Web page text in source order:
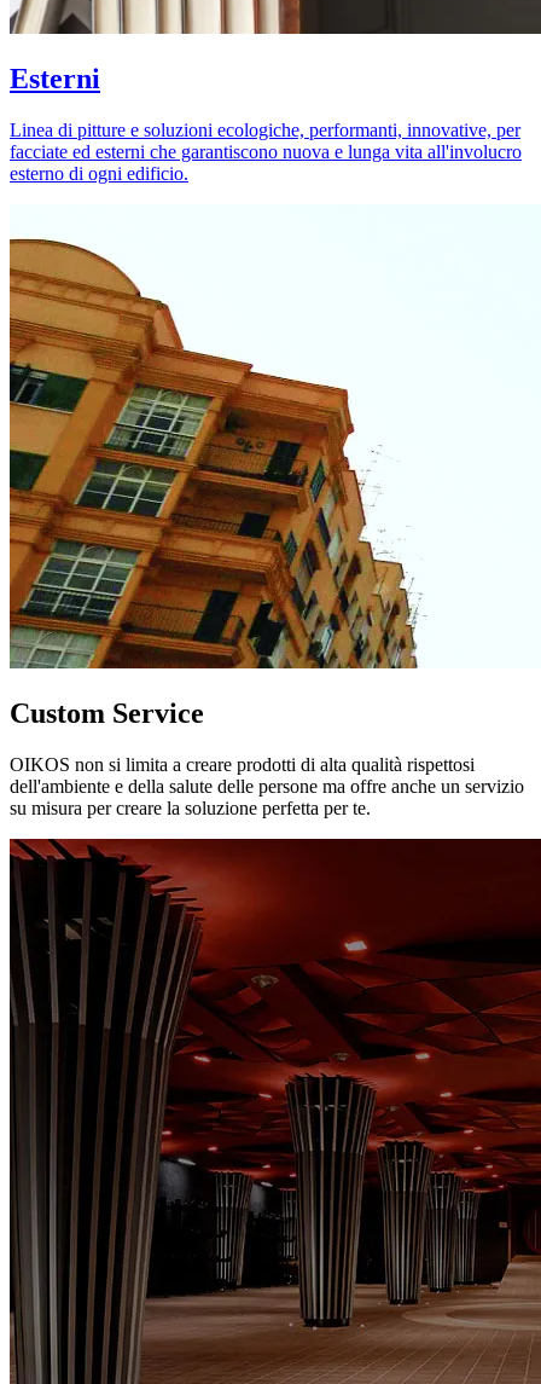
Esterni
Linea di pitture e soluzioni ecologiche, performanti, innovative, per
facciate ed esterni che garantiscono nuova e lunga vita all'involucro
esterno di ogni edificio.
Custom Service
OIKOS non si limita a creare prodotti di alta qualità rispettosi
dell'ambiente e della salute delle persone ma offre anche un servizio
su misura per creare la soluzione perfetta per te.